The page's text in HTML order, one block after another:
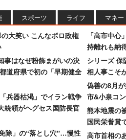
スポーツ ライフ マネー
大笑い こんなボロ政権
事はなぜ粉飾まがいの決
道府県で初の「早期健全
兵器枯渇」でイラン戦争
統領がヘグセス国防長官
除」の“落とし穴”…慢性
「高市中
持離れも納
シリーズ 保
相人事こそ
偽善の8月
市&小泉コ
熊本地震の
国民栄誉賞
高市首相の